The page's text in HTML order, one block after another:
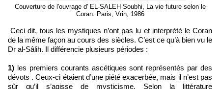
Couverture de l'ouvrage d' EL-SALEH Soubhi, La vie future selon le
Coran. Paris, Vrin, 1986
Ceci dit, tous les mystiques n’ont pas lu et interprété le Coran
de la même façon au cours des siècles. C’est ce qu’à bien vu le
Dr al-Sâlih. Il différencie plusieurs périodes :
1) les premiers courants ascétiques sont représentés par des
dévots . Ceux-ci étaient d’une piété exacerbée, mais il n’est pas
sûr qu’il s’agisse de mysticisme. Selon la littérature